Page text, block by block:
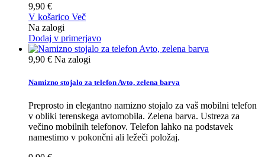
9,90 €
V košarico Več
Na zalogi
Dodaj v primerjavo
9,90 € Na zalogi
Namizno stojalo za telefon Avto, zelena barva
Preprosto in elegantno namizno stojalo za vaš mobilni telefon
v obliki terenskega avtomobila. Zelena barva. Ustreza za
večino mobilnih telefonov. Telefon lahko na podstavek
namestimo v pokončni ali ležeči položaj.